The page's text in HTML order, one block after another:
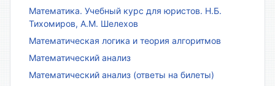
Математика. Учебный курс для юристов. Н.Б.
Тихомиров, А.М. Шелехов
Математическая логика и теория алгоритмов
Математический анализ
Математический анализ (ответы на билеты)